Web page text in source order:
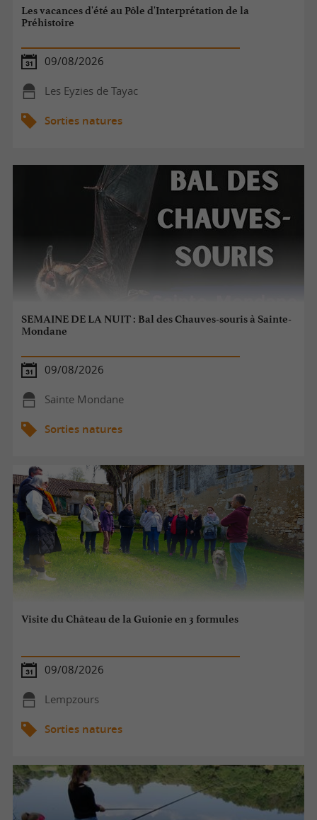
Les vacances d'été au Pôle d'Interprétation de la
Préhistoire
09/08/2026
Les Eyzies de Tayac
Sorties natures
SEMAINE DE LA NUIT : Bal des Chauves-souris à Sainte-
Mondane
09/08/2026
Sainte Mondane
Sorties natures
Visite du Château de la Guionie en 3 formules
09/08/2026
Lempzours
Sorties natures